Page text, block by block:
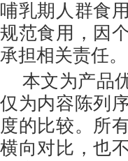
哺乳期人群食
规范食用，因
承担相关责任。
本文为产品
仅为内容陈列
度的比较。所
横向对比，也